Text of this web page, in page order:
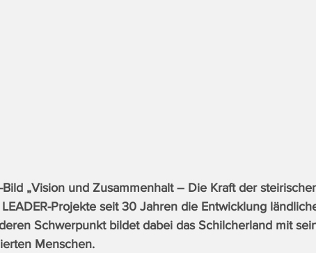
Bild „Vision und Zusammenhalt – Die Kraft der
LEADER-Projekte seit 30 Jahren die Entwicklung
Schwerpunkt bildet dabei das Schilcherland mit
Menschen.